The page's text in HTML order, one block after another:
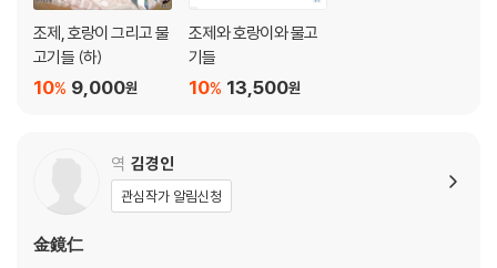
조제, 호랑이 그리고 물
고기들 (하)
9,000원
10%
조제와 호랑이와 물고
기들
13,500원
10%
역 김경인
관심작가 알림신청
金鏡仁